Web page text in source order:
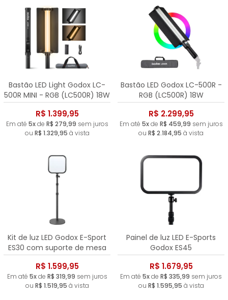
MAIOR PREÇO
A - Z
Bastão LED Light Godox LC-
500R MINI - RGB (LC500R) 18W
R$ 1.399,95
Em até 5xde R$ 279,99 sem juros
ou R$ 1.329,95 à vista
Bastão LED Godox LC-500R -
RGB (LC500R) 18W
R$ 2.299,95
Em até 5xde R$ 459,99 sem juros
ou R$ 2.184,95 à vista
Kit de luz LED Godox E-Sport
ES30 com suporte de mesa
R$ 1.599,95
Em até 5xde R$ 319,99 sem juros
ou R$ 1.519,95 à vista
Painel de luz LED E-Sports
Godox ES45
R$ 1.679,95
Em até 5xde R$ 335,99 sem juros
ou R$ 1.595,95 à vista